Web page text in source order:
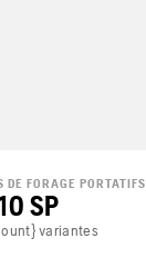
DE FORAGE PORTATIFS
SP
variantes